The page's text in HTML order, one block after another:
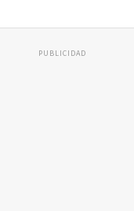
PUBLICIDAD